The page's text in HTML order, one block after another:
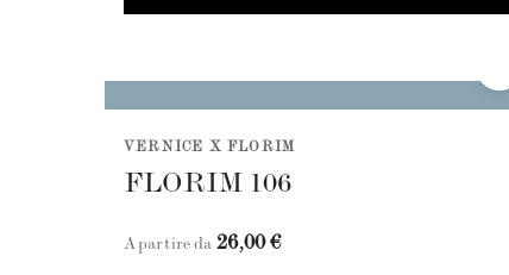
VERNICE X FLORIM
FLORIM 106
A partire da 26,00 €